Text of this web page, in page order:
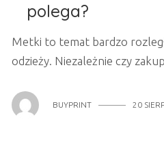
polega?
Metki to temat bardzo
odzieży. Niezależnie czy
zawierającej najważniejsze
zalecany sposób prania, jest
BUYPRINT 20